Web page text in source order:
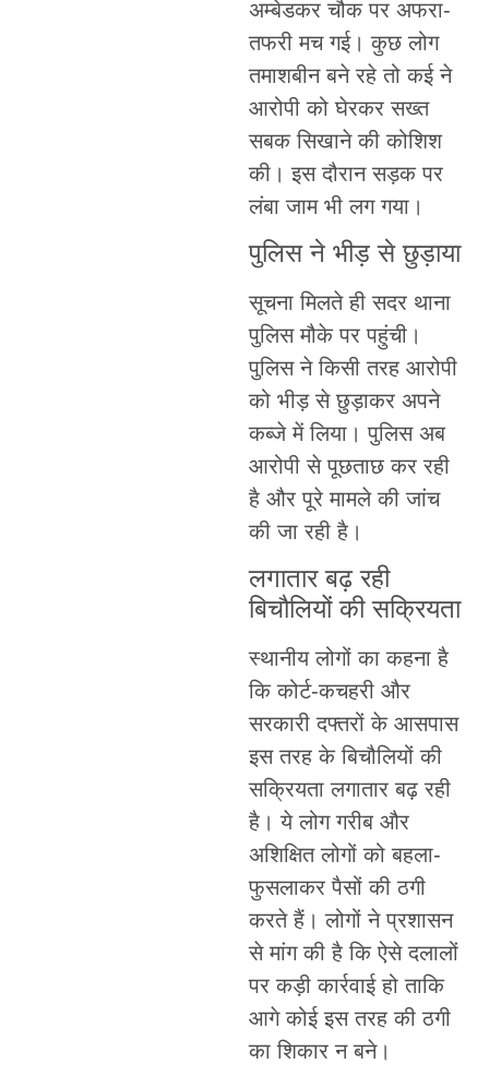
अम्बेडकर चौक पर अफरा-
तफरी मच गई। कुछ लोग
तमाशबीन बने रहे तो कई ने
आरोपी को घेरकर सख्त
सबक सिखाने की कोशिश
की। इस दौरान सड़क पर
लंबा जाम भी लग गया।
पुलिस ने भीड़ से छुड़ाया
सूचना मिलते ही सदर थाना
पुलिस मौके पर पहुंची।
पुलिस ने किसी तरह आरोपी
को भीड़ से छुड़ाकर अपने
कब्जे में लिया। पुलिस अब
आरोपी से पूछताछ कर रही
है और पूरे मामले की जांच
की जा रही है।
लगातार बढ़ रही
बिचौलियों की सक्रियता
स्थानीय लोगों का कहना है
कि कोर्ट-कचहरी और
सरकारी दफ्तरों के आसपास
इस तरह के बिचौलियों की
सक्रियता लगातार बढ़ रही
है। ये लोग गरीब और
अशिक्षित लोगों को बहला-
फुसलाकर पैसों की ठगी
करते हैं। लोगों ने प्रशासन
से मांग की है कि ऐसे दलालों
पर कड़ी कार्रवाई हो ताकि
आगे कोई इस तरह की ठगी
का शिकार न बने।